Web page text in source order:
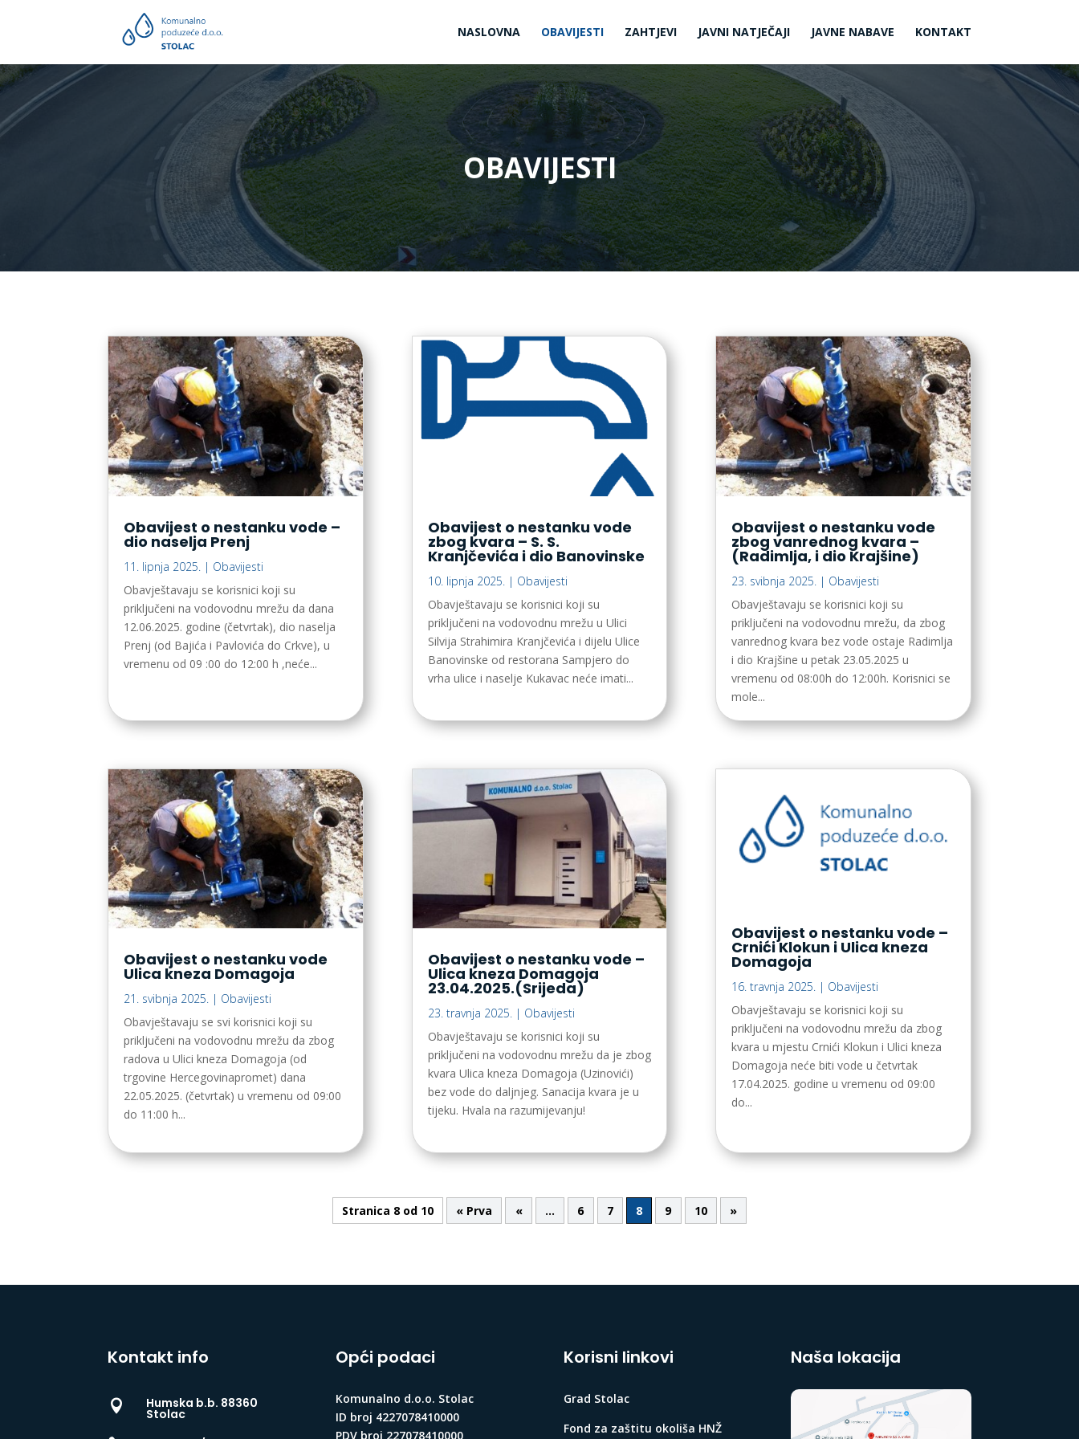
NASLOVNA OBAVIJESTI ZAHTJEVI JAVNI NATJEČAJI JAVNE NABAVE KONTAKT
OBAVIJESTI
Obavijest o nestanku vode –
dio naselja Prenj
11. lipnja 2025. | Obavijesti
Obavještavaju se korisnici koji su
priključeni na vodovodnu mrežu da dana
12.06.2025. godine (četvrtak), dio naselja
Prenj (od Bajića i Pavlovića do Crkve), u
vremenu od 09 :00 do 12:00 h ,neće...
Obavijest o nestanku vode
Ulica kneza Domagoja
21. svibnja 2025. | Obavijesti
Obavještavaju se svi korisnici koji su
priključeni na vodovodnu mrežu da zbog
radova u Ulici kneza Domagoja (od
trgovine Hercegovinapromet) dana
22.05.2025. (četvrtak) u vremenu od 09:00
do 11:00 h...
Obavijest o nestanku vode
zbog kvara – S. S.
Kranjčevića i dio Banovinske
10. lipnja 2025. | Obavijesti
Obavještavaju se korisnici koji su
priključeni na vodovodnu mrežu u Ulici
Silvija Strahimira Kranjčevića i dijelu Ulice
Banovinske od restorana Sampjero do
vrha ulice i naselje Kukavac neće imati...
Obavijest o nestanku vode –
Ulica kneza Domagoja
23.04.2025.(Srijeda)
23. travnja 2025.| Obavijesti
Obavještavaju se korisnici koji su
priključeni na vodovodnu mrežu da je zbog
kvara Ulica kneza Domagoja (Uzinovići)
bez vode do daljnjeg. Sanacija kvara je u
tijeku. Hvala na razumijevanju!
Obavijest o nestanku vode
zbog vanrednog kvara –
(Radimlja, i dio Krajšine)
23. svibnja 2025. | Obavijesti
Obavještavaju se korisnici koji su
priključeni na vodovodnu mrežu, da zbog
vanrednog kvara bez vode ostaje Radimlja
i dio Krajšine u petak 23.05.2025 u
vremenu od 08:00h do 12:00h. Korisnici se
mole...
Obavijest o nestanku vode –
Crnići Klokun i Ulica kneza
Domagoja
16. travnja 2025. | Obavijesti
Obavještavaju se korisnici koji su
priključeni na vodovodnu mrežu da zbog
kvara u mjestu Crnići Klokun i Ulici kneza
Domagoja neće biti vode u četvrtak
17.04.2025. godine u vremenu od 09:00
do...
Stranica 8 od 10 « Prva « ... 6 7 8 9 10 »
Kontakt info
 Humska b.b. 88360
Stolac
Opći podaci
Komunalno d.o.o. Stolac
ID broj 4227078410000
PDV broj 227078410000
Korisni linkovi
Grad Stolac
Fond za zaštitu okoliša HNŽ
Naša lokacija